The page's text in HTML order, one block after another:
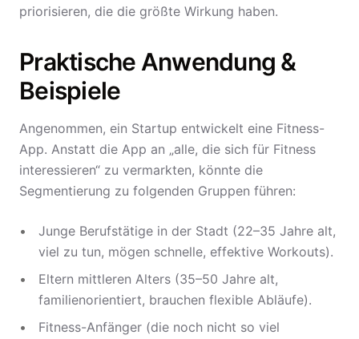
priorisieren, die die größte Wirkung haben.
Praktische Anwendung &
Beispiele
Angenommen, ein Startup entwickelt eine Fitness-
App. Anstatt die App an „alle, die sich für Fitness
interessieren“ zu vermarkten, könnte die
Segmentierung zu folgenden Gruppen führen:
Junge Berufstätige in der Stadt (22–35 Jahre alt,
viel zu tun, mögen schnelle, effektive Workouts).
Eltern mittleren Alters (35–50 Jahre alt,
familienorientiert, brauchen flexible Abläufe).
Fitness-Anfänger (die noch nicht so viel